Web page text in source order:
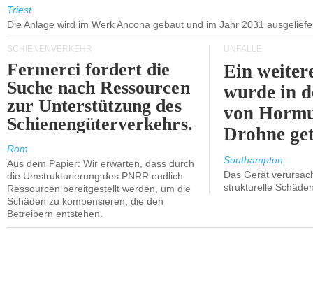
Triest
Die Anlage wird im Werk Ancona gebaut und im Jahr 2031
SCHIENENVERKEHR
Fermerci fordert die
Suche nach Ressourcen
zur Unterstützung des
Schienengüterverkehrs.
Rom
Aus dem Papier: Wir erwarten, dass durch
die Umstrukturierung des PNRR endlich
Ressourcen bereitgestellt werden, um die
Schäden zu kompensieren, die den
Betreibern entstehen.
UNFÄLLE
Ein
wurde in
von
Drohne
Southampton
Das Gerät
strukturelle